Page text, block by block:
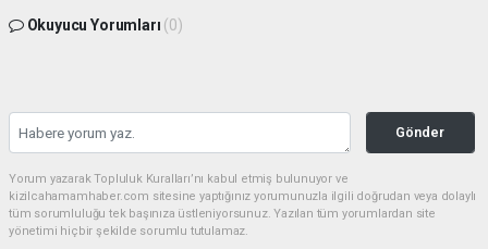
Okuyucu Yorumları (0)
Gönder
Yorum yazarak Topluluk Kuralları’nı kabul etmiş bulunuyor ve
kizilcahamamhaber.com sitesine yaptığınız yorumunuzla ilgili doğrudan veya dolaylı
tüm sorumluluğu tek başınıza üstleniyorsunuz. Yazılan tüm yorumlardan site
yönetimi hiçbir şekilde sorumlu tutulamaz.